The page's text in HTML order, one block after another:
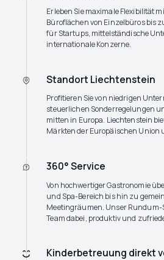
Erleben Sie maximale Flexibilität
Büroflächen von Einzelbüros bis
für Startups, mittelständische
internationale Konzerne.
Standort Liechtenstein
Profitieren Sie von niedrigen
steuerlichen Sonderregelungen
mitten in Europa. Liechtenstein
Märkten der Europäischen Union
360° Service
Von hochwertiger Gastronomie
und Spa-Bereich bis hin zu
Meetingräumen. Unser
Team dabei, produktiv und
Kinderbetreuung direkt